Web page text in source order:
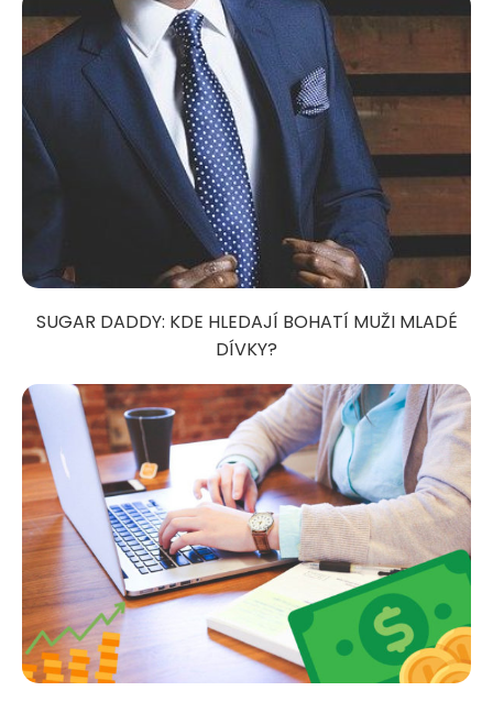
SUGAR DADDY: KDE HLEDAJÍ BOHATÍ MUŽI MLADÉ
DÍVKY?